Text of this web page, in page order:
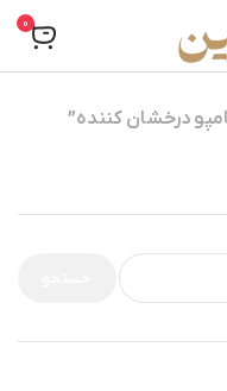
0
درخشان کننده”